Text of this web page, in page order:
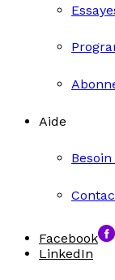
Aide
Facebook
LinkedIn